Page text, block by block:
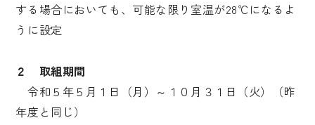
する場合においても、可能な限り室温が28℃になるよ
うに設定
２ 取組期間
令和５年５月１日（月）～１０月３１日（火）（昨
年度と同じ）